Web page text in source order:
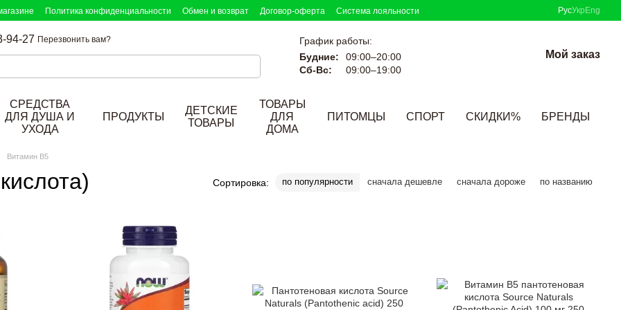
Политика конфиденциальности Обмен и возврат Договор-оферта
Система лояльности
РусУкр Eng
94-27 Перезвонить вам?
График работы:
Будние:
09:00–20:00
Сб-Вс:
09:00–19:00
Мой заказ
СРЕДСТВА
ДЛЯ ДУША И
УХОДА
ПРОДУКТЫ
ДЕТСКИЕ
ТОВАРЫ
ТОВАРЫ
ДЛЯ
ДОМА
ПИТОМЦЫ СПОРТ СКИДКИ% БРЕНДЫ
Витамин B5
Сортировка: по популярности сначала дешевле сначала дороже по названию